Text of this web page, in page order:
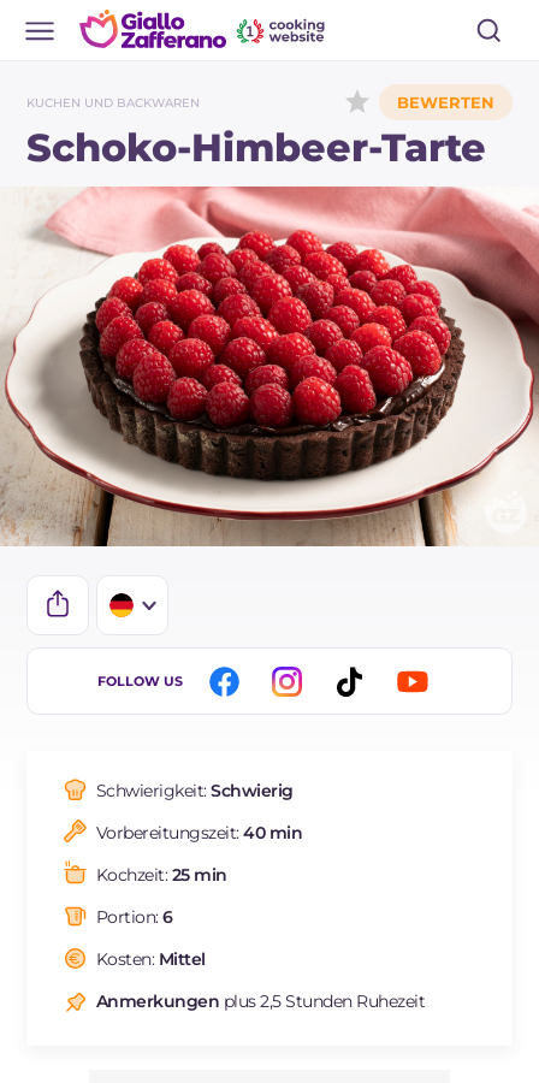
KUCHEN UND BACKWAREN
Schoko-Himbeer-Tarte
IT
FR
NL
BR
FOLLOW US
Schwierigkeit:Schwierig
Vorbereitungszeit:40 min
Kochzeit:25 min
Portion:6
Kosten: Mittel
Anmerkungen plus 2,5 Stunden Ruhezeit